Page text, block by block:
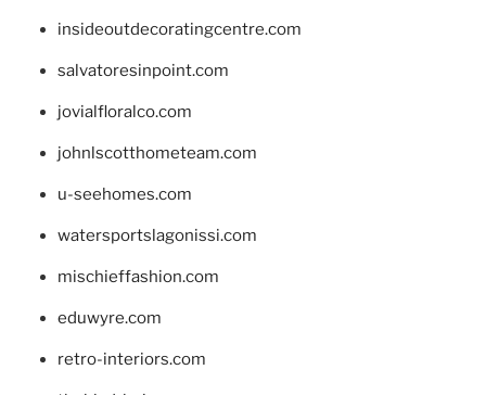
insideoutdecoratingcentre.com
salvatoresinpoint.com
jovialfloralco.com
johnlscotthometeam.com
u-seehomes.com
watersportslagonissi.com
mischieffashion.com
eduwyre.com
retro-interiors.com